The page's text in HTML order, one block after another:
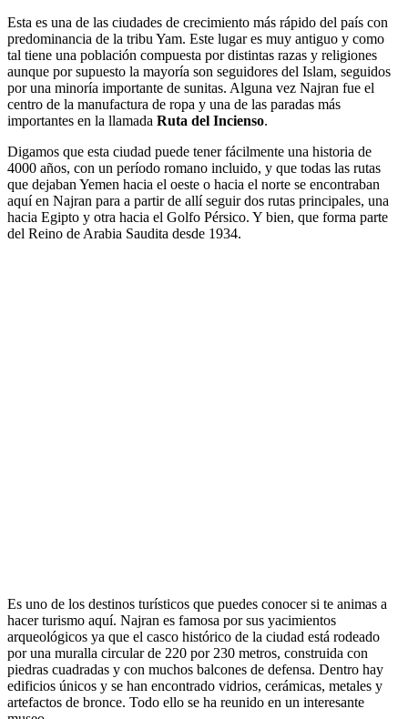
Esta es una de las ciudades de crecimiento más rápido del país con
predominancia de la tribu Yam. Este lugar es muy antiguo y como
tal tiene una población compuesta por distintas razas y religiones
aunque por supuesto la mayoría son seguidores del Islam, seguidos
por una minoría importante de sunitas. Alguna vez Najran fue el
centro de la manufactura de ropa y una de las paradas más
importantes en la llamada Ruta del Incienso.
Digamos que esta ciudad puede tener fácilmente una historia de
4000 años, con un período romano incluido, y que todas las rutas
que dejaban Yemen hacia el oeste o hacia el norte se encontraban
aquí en Najran para a partir de allí seguir dos rutas principales, una
hacia Egipto y otra hacia el Golfo Pérsico. Y bien, que forma parte
del Reino de Arabia Saudita desde 1934.
Es uno de los destinos turísticos que puedes conocer si te animas a
hacer turismo aquí. Najran es famosa por sus yacimientos
arqueológicos ya que el casco histórico de la ciudad está rodeado
por una muralla circular de 220 por 230 metros, construida con
piedras cuadradas y con muchos balcones de defensa. Dentro hay
edificios únicos y se han encontrado vidrios, cerámicas, metales y
artefactos de bronce. Todo ello se ha reunido en un interesante